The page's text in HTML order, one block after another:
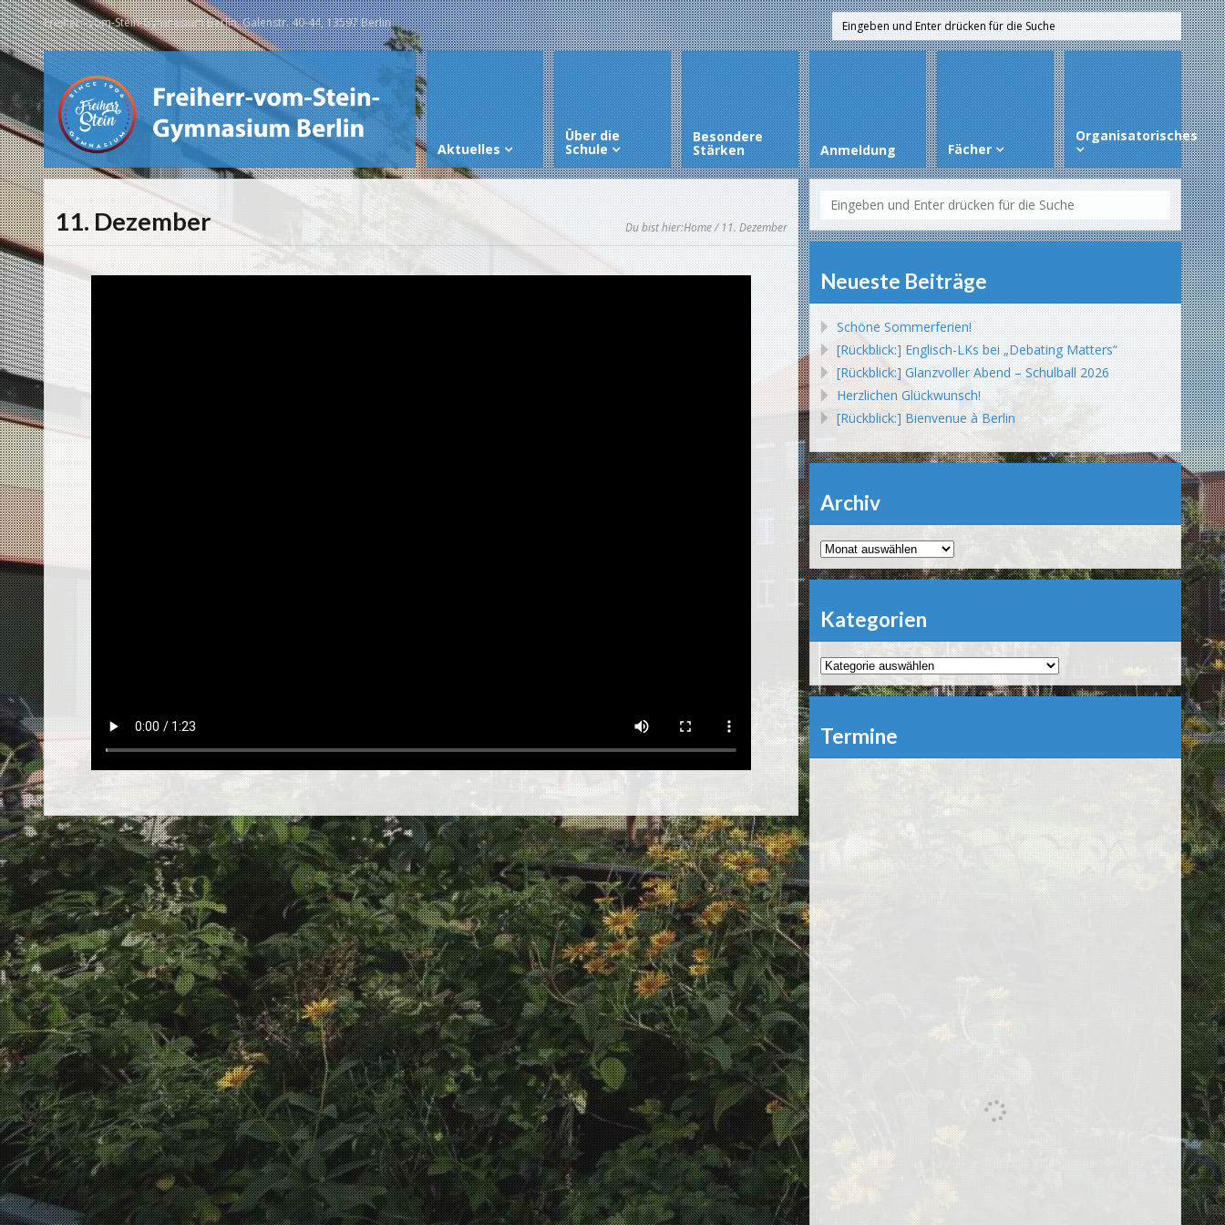
Freiherr-vom-Stein-Gymnasium Berlin, Galenstr. 40-44, 13597 Berlin
Aktuelles
Über die
Schule
Besondere
Stärken Anmeldung Fächer
Organisatorisches
11. Dezember Du bist hier:Home/ 11. Dezember
Neueste Beiträge
Schöne Sommerferien!
[Rückblick:] Englisch-LKs bei „Debating Matters“
[Rückblick:] Glanzvoller Abend – Schulball 2026
Herzlichen Glückwunsch!
[Rückblick:] Bienvenue à Berlin
Archiv
Archiv
Kategorien
Kategorien
Termine